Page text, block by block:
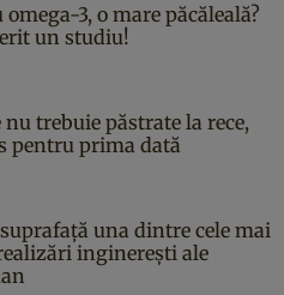
3, o mare păcăleală?
un studiu!
trebuie păstrate la rece,
pentru prima dată
suprafață una dintre cele mai
inginerești ale